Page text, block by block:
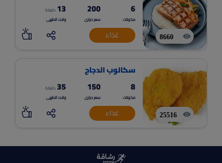
8660
6
مكونات
200
سعر حرارى
13 دقيقة
وقت الطهى
غذاء
25516
سكالوب الدجاج
8
مكونات
150
سعر حرارى
35 دقيقة
وقت الطهى
غذاء